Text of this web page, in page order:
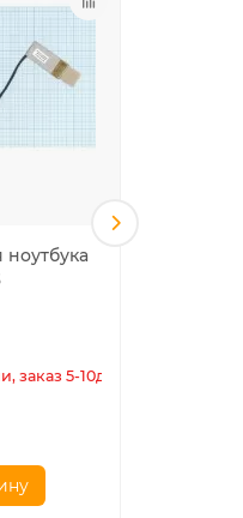
заказ 5-10дн.